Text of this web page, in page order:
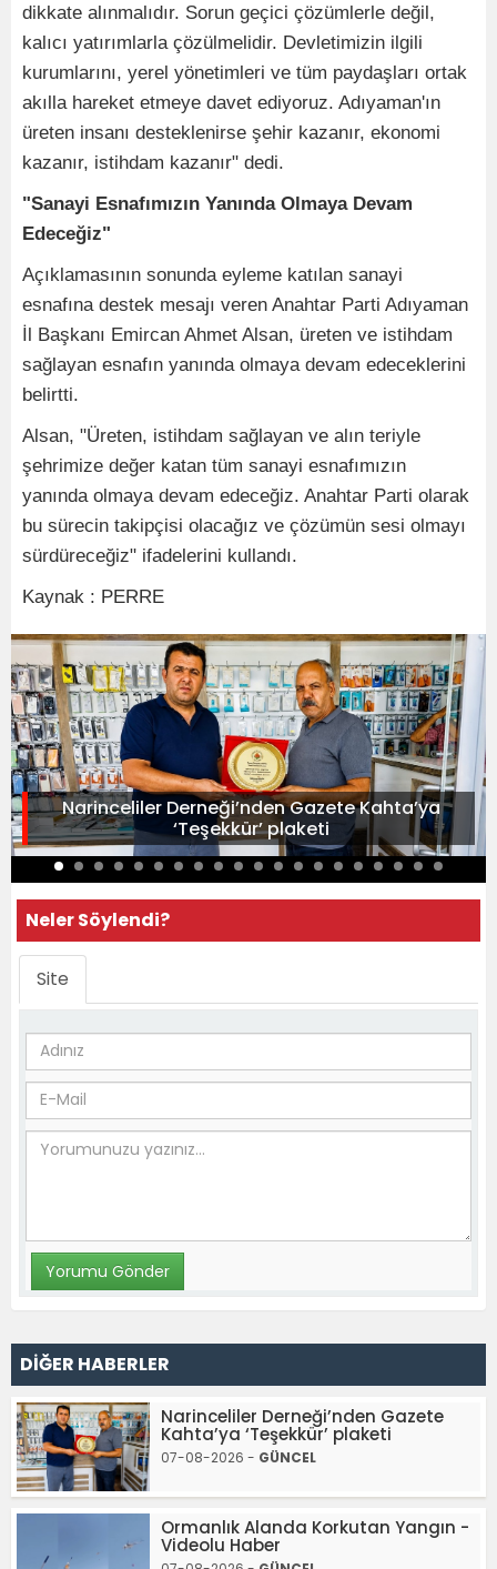
dikkate alınmalıdır. Sorun geçici çözümlerle değil,
kalıcı yatırımlarla çözülmelidir. Devletimizin ilgili
kurumlarını, yerel yönetimleri ve tüm paydaşları ortak
akılla hareket etmeye davet ediyoruz. Adıyaman'ın
üreten insanı desteklenirse şehir kazanır, ekonomi
kazanır, istihdam kazanır" dedi.
"Sanayi Esnafımızın Yanında Olmaya Devam
Edeceğiz"
Açıklamasının sonunda eyleme katılan sanayi
esnafına destek mesajı veren Anahtar Parti Adıyaman
İl Başkanı Emircan Ahmet Alsan, üreten ve istihdam
sağlayan esnafın yanında olmaya devam edeceklerini
belirtti.
Alsan, "Üreten, istihdam sağlayan ve alın teriyle
şehrimize değer katan tüm sanayi esnafımızın
yanında olmaya devam edeceğiz. Anahtar Parti olarak
bu sürecin takipçisi olacağız ve çözümün sesi olmayı
sürdüreceğiz" ifadelerini kullandı.
Kaynak : PERRE
Narinceliler Derneği’nden Gazete Kahta’ya
‘Teşekkür’ plaketi
Neler Söylendi?
Site
DİĞER HABERLER
Narinceliler Derneği’nden Gazete
Kahta’ya ‘Teşekkür’ plaketi
07-08-2026 - GÜNCEL
Ormanlık Alanda Korkutan Yangın -
Videolu Haber